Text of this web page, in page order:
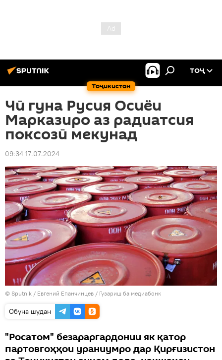
Тоҷикистон
ТОҶ
Чӣ гуна Русия Осиёи
Марказиро аз радиатсия
поксозӣ мекунад
09:34 17.07.2024
© Sputnik / Евгений Епанчинцев / Гузариш ба медиабонк
Обуна шудан
"Росатом" безараргардонии як қатор
партовгоҳҳои ураниумро дар Қирғизистон